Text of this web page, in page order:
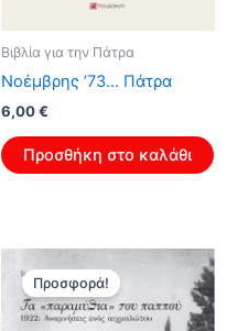
Βιβλία για την Πάτρα
Νοέμβρης ’73… Πάτρα
Original
was:
9,60 €.
6,00€
τιμή
είναι:
Προσθήκη στο καλάθι
Προσφορά!